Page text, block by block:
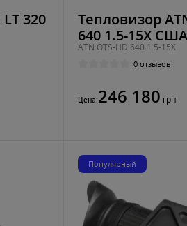
320
Тепловизор
640 1.5-15X США
ATN OTS-HD 640 1.5-15X
0 отзывов
Цена:246 180 грн
Популярный